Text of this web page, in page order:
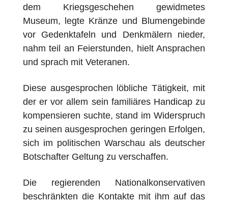
dem Kriegsgeschehen gewidmetes
Museum, legte Kränze und Blumengebinde
vor Gedenktafeln und Denkmälern nieder,
nahm teil an Feierstunden, hielt Ansprachen
und sprach mit Veteranen.
Diese ausgesprochen löbliche Tätigkeit, mit
der er vor allem sein familiäres Handicap zu
kompensieren suchte, stand im Widerspruch
zu seinen ausgesprochen geringen Erfolgen,
sich im politischen Warschau als deutscher
Botschafter Geltung zu verschaffen.
Die regierenden Nationalkonservativen
beschränkten die Kontakte mit ihm auf das